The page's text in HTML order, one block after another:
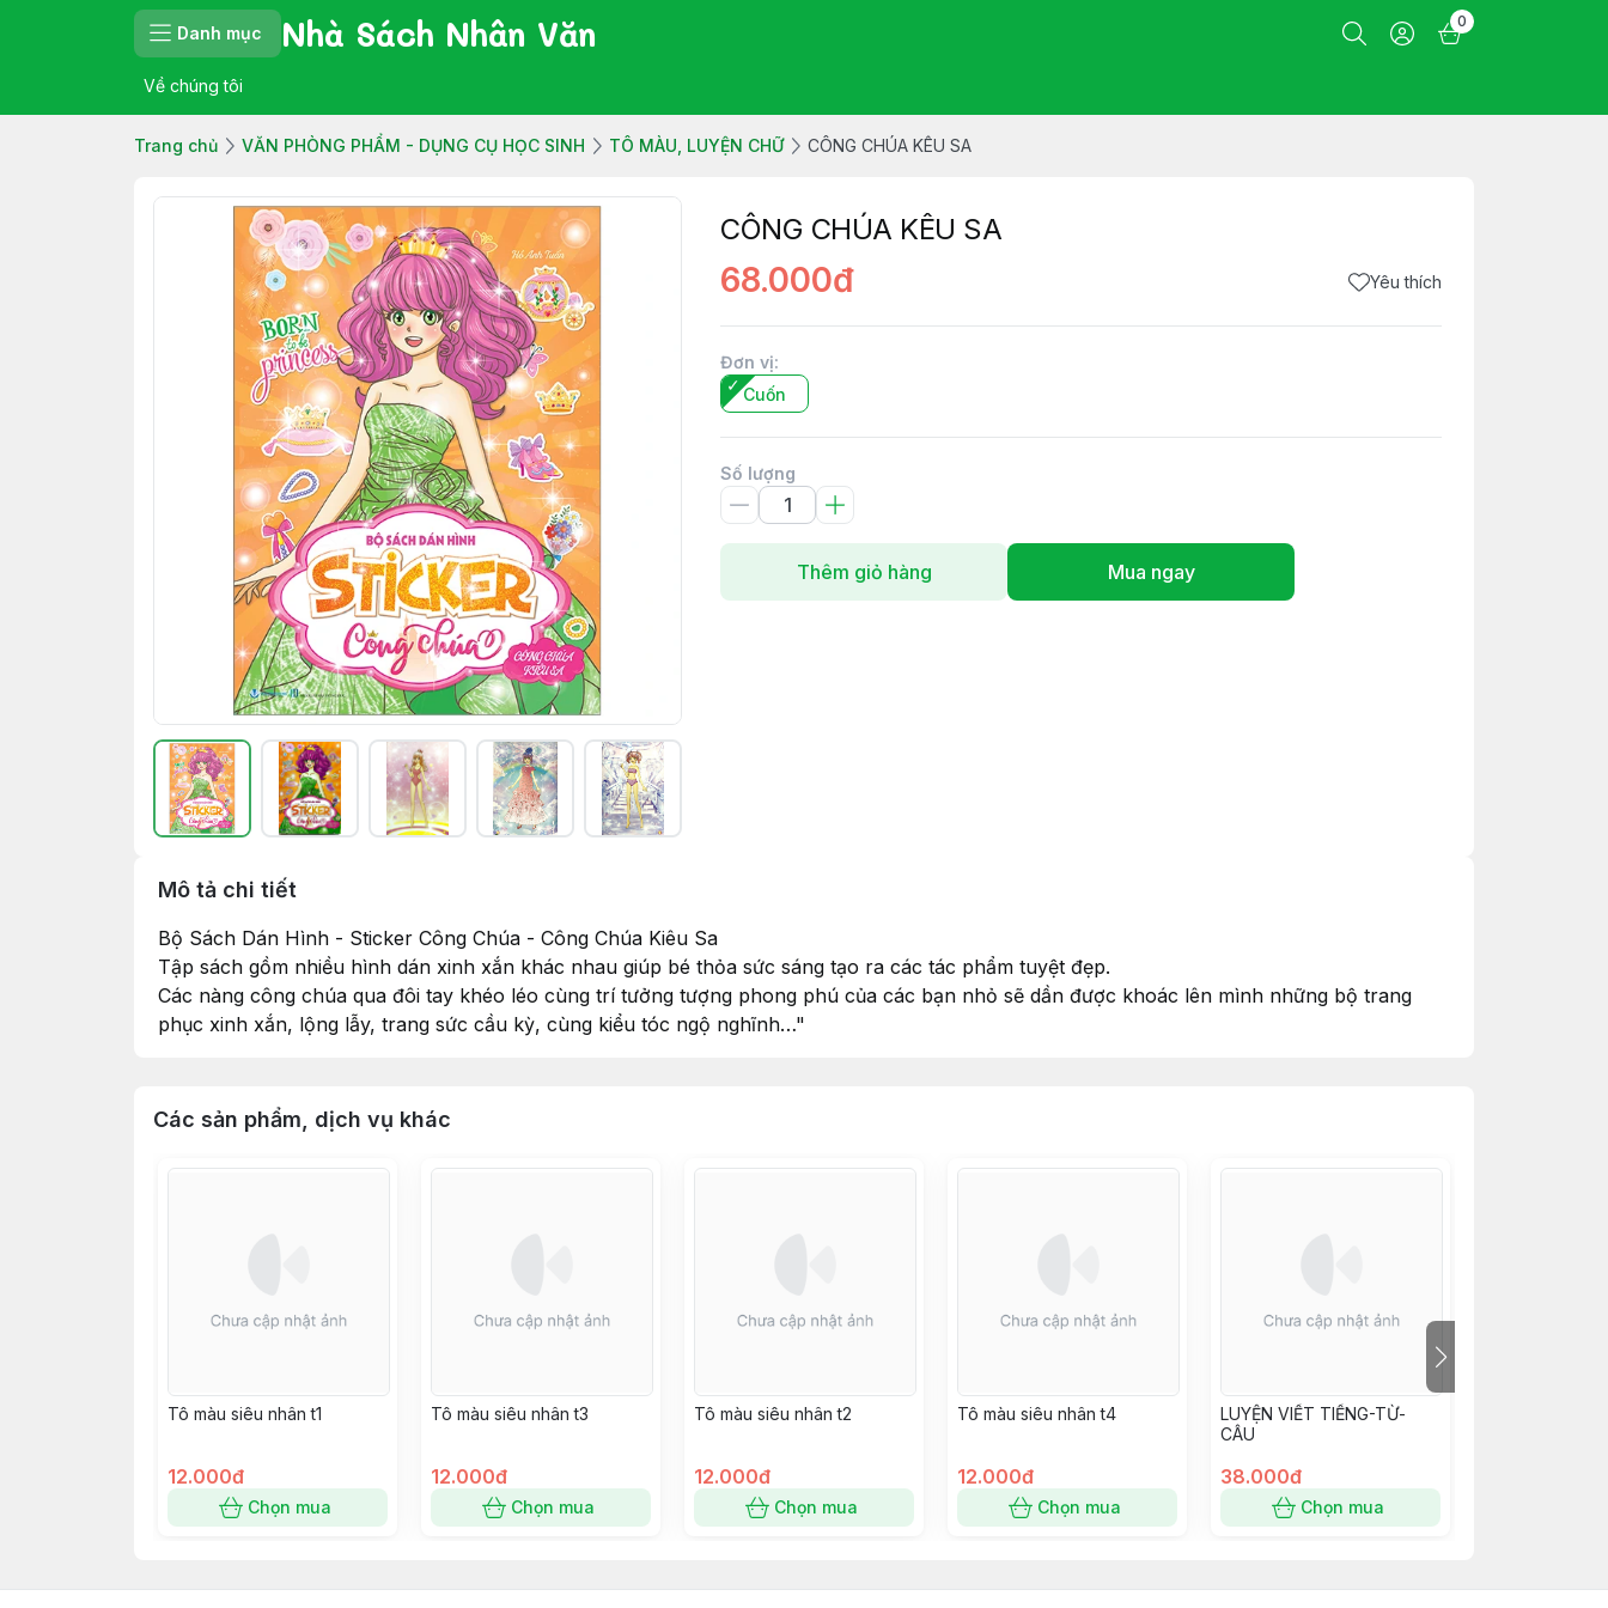
Danh mục Nhà Sách Nhân Văn 0
Về chúng tôi
Trang chủ VĂN PHÒNG PHẨM - DỤNG CỤ HỌC SINH TÔ MÀU, LUYỆN CHỮ CÔNG CHÚA KÊU SA
CÔNG CHÚA KÊU SA
68.000đ Yêu thích
Đơn vị:
Cuốn
Số lượng
Thêm giỏ hàng Mua ngay
Mô tả chi tiết
Bộ Sách Dán Hình - Sticker Công Chúa - Công Chúa Kiêu Sa
Tập sách gồm nhiều hình dán xinh xắn khác nhau giúp bé thỏa sức sáng tạo ra các tác phẩm tuyệt đẹp.
Các nàng công chúa qua đôi tay khéo léo cùng trí tưởng tượng phong phú của các bạn nhỏ sẽ dần được khoác lên mình những bộ trang
phục xinh xắn, lộng lẫy, trang sức cầu kỳ, cùng kiểu tóc ngộ nghĩnh…"
Các sản phẩm, dịch vụ khác
Tô màu siêu nhân t1
12.000đ
Chọn mua
Tô màu siêu nhân t3
12.000đ
Chọn mua
Tô màu siêu nhân t2
12.000đ
Chọn mua
Tô màu siêu nhân t4
12.000đ
Chọn mua
LUYỆN VIẾT TIẾNG-TỪ-
CÂU
38.000đ
Chọn mua